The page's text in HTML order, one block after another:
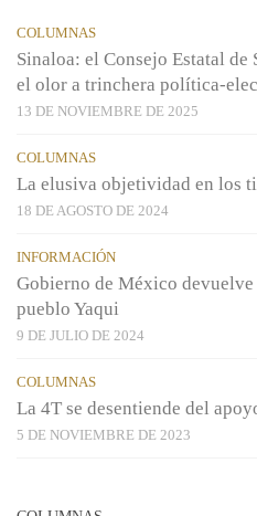
COLUMNAS
Sinaloa: el Consejo Estatal de
el olor a trinchera política-
13 DE NOVIEMBRE DE 2025
COLUMNAS
La elusiva objetividad en los
18 DE AGOSTO DE 2024
INFORMACIÓN
Gobierno de México devuelve
pueblo Yaqui
9 DE JULIO DE 2024
COLUMNAS
La 4T se desentiende del
5 DE NOVIEMBRE DE 2023